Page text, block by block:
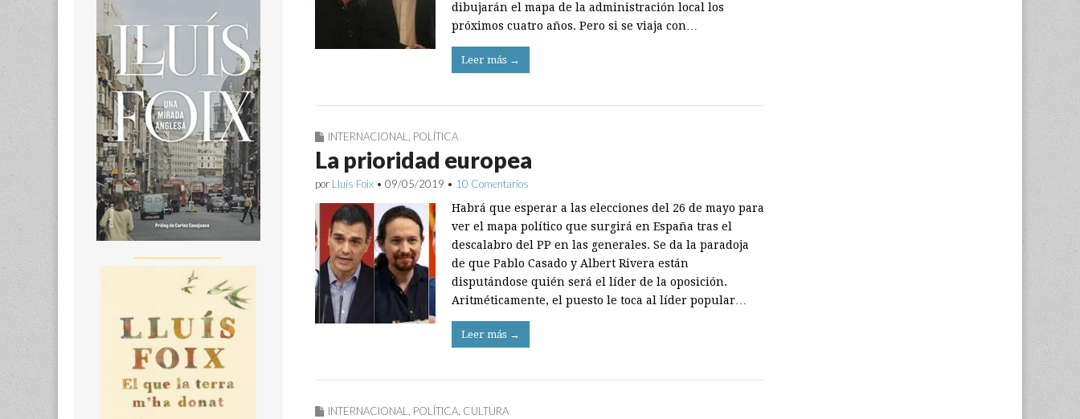
dibujarán el mapa de la administración local los
próximos cuatro años. Pero si se viaja con…
Leer más →
INTERNACIONAL, POLÍTICA
La prioridad europea
por Lluís Foix • 09/05/2019 • 10 Comentarios
Habrá que esperar a las elecciones del 26 de mayo para
ver el mapa político que surgirá en España tras el
descalabro del PP en las generales. Se da la paradoja
de que Pablo Casado y Albert Rivera están
disputándose quién será el líder de la oposición.
Aritméticamente, el puesto le toca al líder popular…
Leer más →
INTERNACIONAL POLÍTICA CULTURA